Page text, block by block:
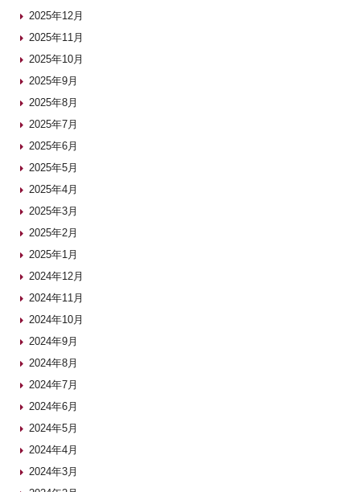
2025年12月
2025年11月
2025年10月
2025年9月
2025年8月
2025年7月
2025年6月
2025年5月
2025年4月
2025年3月
2025年2月
2025年1月
2024年12月
2024年11月
2024年10月
2024年9月
2024年8月
2024年7月
2024年6月
2024年5月
2024年4月
2024年3月